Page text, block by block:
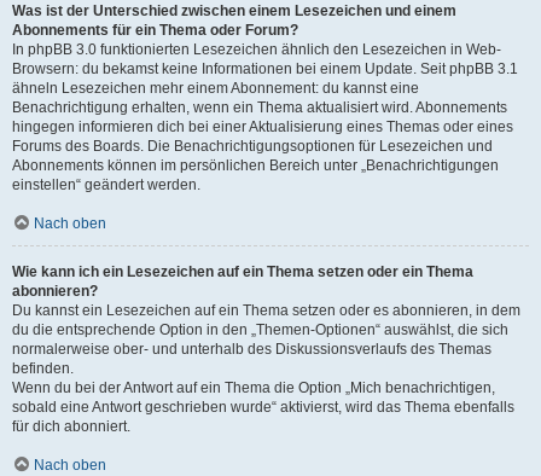
Was ist der Unterschied zwischen einem Lesezeichen und einem
Abonnements für ein Thema oder Forum?
In phpBB 3.0 funktionierten Lesezeichen ähnlich den Lesezeichen in Web-
Browsern: du bekamst keine Informationen bei einem Update. Seit phpBB 3.1
ähneln Lesezeichen mehr einem Abonnement: du kannst eine
Benachrichtigung erhalten, wenn ein Thema aktualisiert wird. Abonnements
hingegen informieren dich bei einer Aktualisierung eines Themas oder eines
Forums des Boards. Die Benachrichtigungsoptionen für Lesezeichen und
Abonnements können im persönlichen Bereich unter „Benachrichtigungen
einstellen“ geändert werden.
Nach oben
Wie kann ich ein Lesezeichen auf ein Thema setzen oder ein Thema
abonnieren?
Du kannst ein Lesezeichen auf ein Thema setzen oder es abonnieren, in dem
du die entsprechende Option in den „Themen-Optionen“ auswählst, die sich
normalerweise ober- und unterhalb des Diskussionsverlaufs des Themas
befinden.
Wenn du bei der Antwort auf ein Thema die Option „Mich benachrichtigen,
sobald eine Antwort geschrieben wurde“ aktivierst, wird das Thema ebenfalls
für dich abonniert.
Nach oben